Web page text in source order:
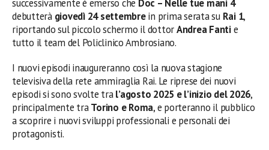
successivamente è emerso che Doc – Nelle tue mani 4
debutterà giovedì 24 settembrein prima serata su Rai 1,
riportando sul piccolo schermo il dottorAndrea Fantie
tutto il team del Policlinico Ambrosiano.
I nuovi episodi inaugureranno così la nuova stagione
televisiva della rete ammiraglia Rai. Le riprese dei nuovi
episodi si sono svolte tral’agosto 2025 e l’inizio del 2026,
principalmente traTorino e Roma, e porteranno il pubblico
a scoprire i nuovi sviluppi professionali e personali dei
protagonisti.